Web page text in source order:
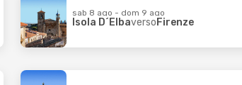
sab 8 ago - dom 9 ago
Isola D´ElbaversoFirenze